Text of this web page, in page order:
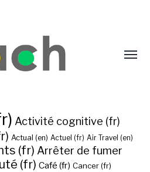
Activité cognitive (fr)
Actual (en) Actuel (fr) Air Travel (en)
(fr) Arrêter de fumer
(fr) Café (fr) Cancer (fr)